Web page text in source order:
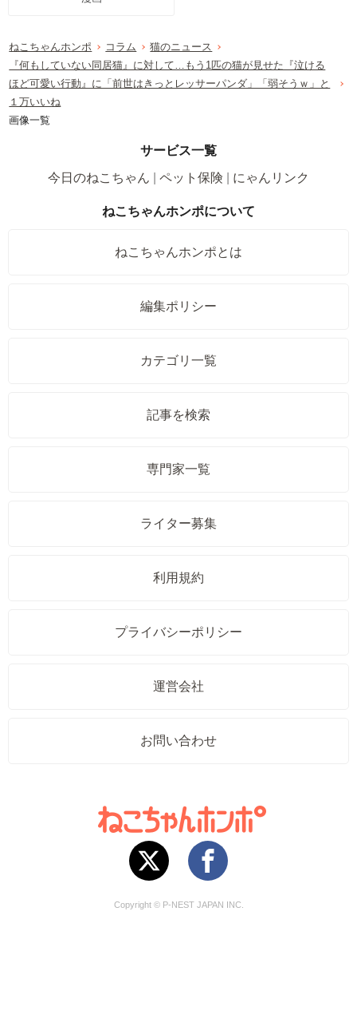
ねこちゃんホンポ コラム
猫のニュース
『何もしていない同居猫』に対して…もう1匹の猫が見せた『泣ける
ほど可愛い行動』に「前世はきっとレッサーパンダ」「弱そうｗ」と
１万いいね
画像一覧
サービス一覧
今日のねこちゃん
ペット保険 にゃんリンク
ねこちゃんホンポについて
ねこちゃんホンポとは
編集ポリシー
カテゴリ一覧
記事を検索
専門家一覧
ライター募集
利用規約
プライバシーポリシー
運営会社
お問い合わせ
Copyright © P-NEST JAPAN INC.